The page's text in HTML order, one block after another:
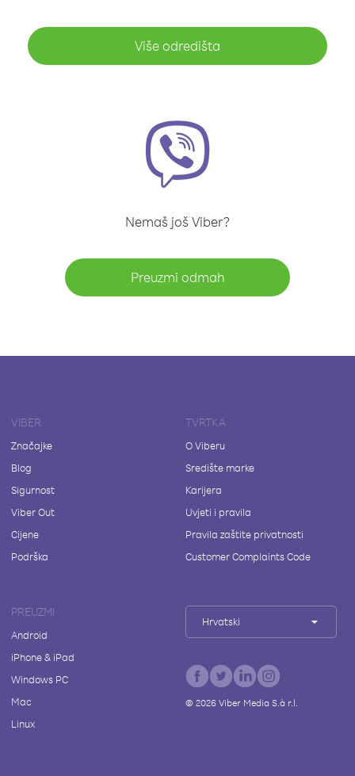
Više odredišta
Nemaš još Viber?
Preuzmi odmah
VIBER
Značajke
Blog
Sigurnost
Viber Out
Cijene
Podrška
TVRTKA
O Viberu
Središte marke
Karijera
Uvjeti i pravila
Pravila zaštite privatnosti
Customer Complaints Code
PREUZMI
Android
iPhone & iPad
Windows PC
Mac
Linux
Hrvatski
© 2026Viber Media S.à r.l.